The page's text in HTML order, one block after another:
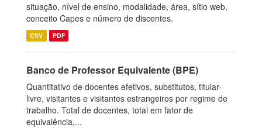
situação, nível de ensino, modalidade, área, sítio web,
conceito Capes e número de discentes.
CSV PDF
Banco de Professor Equivalente (BPE)
Quantitativo de docentes efetivos, substitutos, titular-
livre, visitantes e visitantes estrangeiros por regime de
trabalho. Total de docentes, total em fator de
equivalência,...